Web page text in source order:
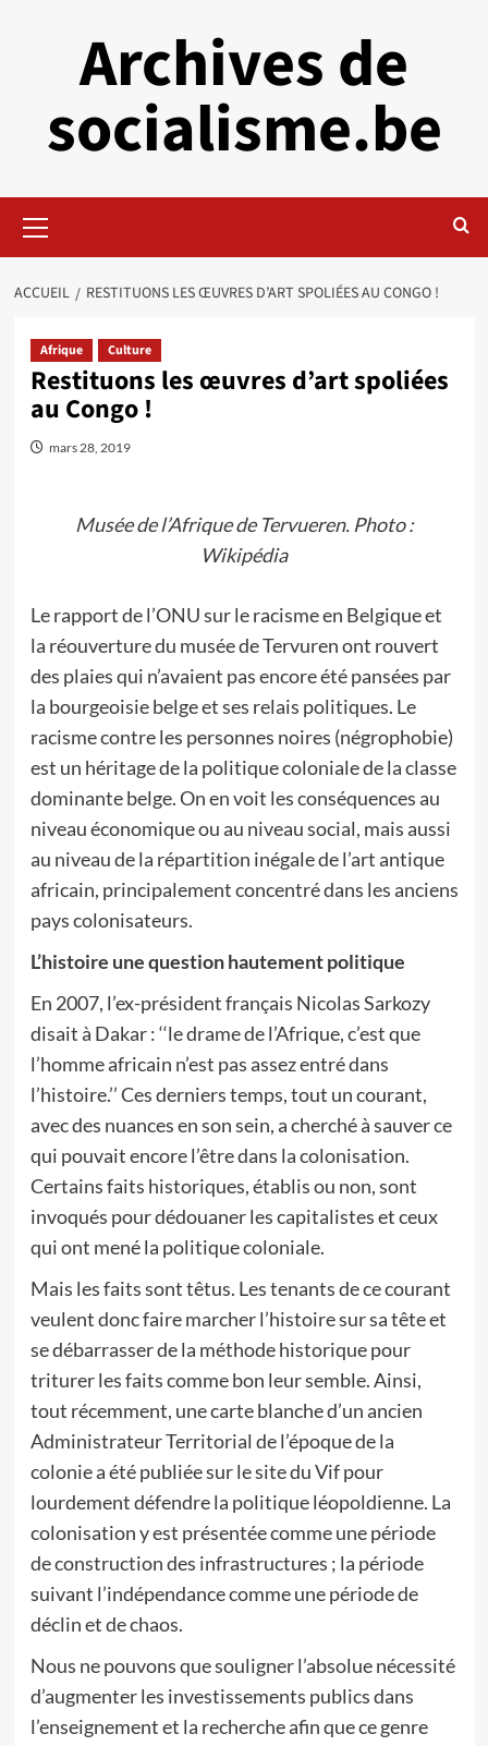
Archives de
socialisme.be
principal
ACCUEIL RESTITUONS LES ŒUVRES D’ART SPOLIÉES AU CONGO !
Afrique Culture
Restituons les œuvres d’art spoliées
au Congo !
mars 28, 2019
Musée de l’Afrique de Tervueren. Photo :
Wikipédia
Le rapport de l’ONU sur le racisme en Belgique et
la réouverture du musée de Tervuren ont rouvert
des plaies qui n’avaient pas encore été pansées par
la bourgeoisie belge et ses relais politiques. Le
racisme contre les personnes noires (négrophobie)
est un héritage de la politique coloniale de la classe
dominante belge. On en voit les conséquences au
niveau économique ou au niveau social, mais aussi
au niveau de la répartition inégale de l’art antique
africain, principalement concentré dans les anciens
pays colonisateurs.
L’histoire une question hautement politique
En 2007, l’ex-président français Nicolas Sarkozy
disait à Dakar : ‘‘le drame de l’Afrique, c’est que
l’homme africain n’est pas assez entré dans
l’histoire.’’ Ces derniers temps, tout un courant,
avec des nuances en son sein, a cherché à sauver ce
qui pouvait encore l’être dans la colonisation.
Certains faits historiques, établis ou non, sont
invoqués pour dédouaner les capitalistes et ceux
qui ont mené la politique coloniale.
Mais les faits sont têtus. Les tenants de ce courant
veulent donc faire marcher l’histoire sur sa tête et
se débarrasser de la méthode historique pour
triturer les faits comme bon leur semble. Ainsi,
tout récemment, une carte blanche d’un ancien
Administrateur Territorial de l’époque de la
colonie a été publiée sur le site du Vif pour
lourdement défendre la politique léopoldienne. La
colonisation y est présentée comme une période
de construction des infrastructures ; la période
suivant l’indépendance comme une période de
déclin et de chaos.
Nous ne pouvons que souligner l’absolue nécessité
d’augmenter les investissements publics dans
l’enseignement et la recherche afin que ce genre